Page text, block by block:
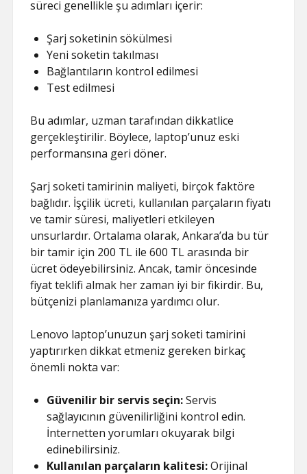
süreci genellikle şu adımları içerir:
Şarj soketinin sökülmesi
Yeni soketin takılması
Bağlantıların kontrol edilmesi
Test edilmesi
Bu adımlar, uzman tarafından dikkatlice
gerçekleştirilir. Böylece, laptop’unuz eski
performansına geri döner.
Şarj soketi tamirinin maliyeti, birçok faktöre
bağlıdır. İşçilik ücreti, kullanılan parçaların fiyatı
ve tamir süresi, maliyetleri etkileyen
unsurlardır. Ortalama olarak, Ankara’da bu tür
bir tamir için 200 TL ile 600 TL arasında bir
ücret ödeyebilirsiniz. Ancak, tamir öncesinde
fiyat teklifi almak her zaman iyi bir fikirdir. Bu,
bütçenizi planlamanıza yardımcı olur.
Lenovo laptop’unuzun şarj soketi tamirini
yaptırırken dikkat etmeniz gereken birkaç
önemli nokta var:
Güvenilir bir servis seçin:Servis
sağlayıcının güvenilirliğini kontrol edin.
İnternetten yorumları okuyarak bilgi
edinebilirsiniz.
Kullanılan parçaların kalitesi:Orijinal